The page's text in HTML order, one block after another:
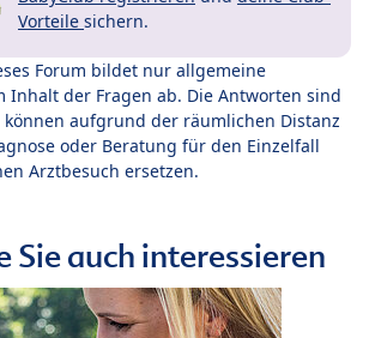
Vorteile sichern.
Forum bildet nur allgemeine
Inhalt der Fragen ab. Die Antworten sind
aufgrund der räumlichen Distanz
oder Beratung für den Einzelfall
Arztbesuch ersetzen.
Sie auch interessieren